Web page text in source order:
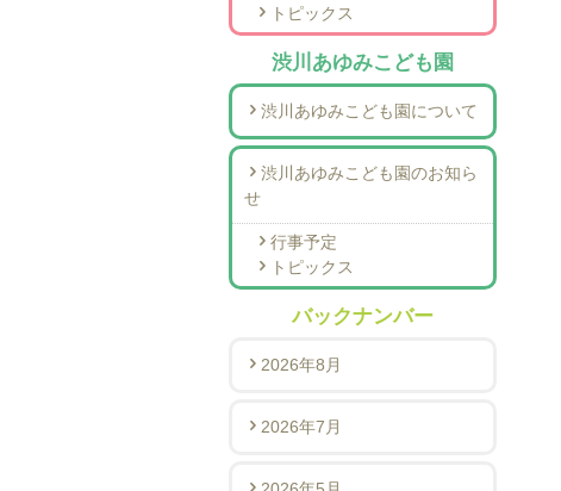
トピックス
渋川あゆみこども園
渋川あゆみこども園について
渋川あゆみこども園のお知ら
せ
行事予定
トピックス
バックナンバー
2026年8月
2026年7月